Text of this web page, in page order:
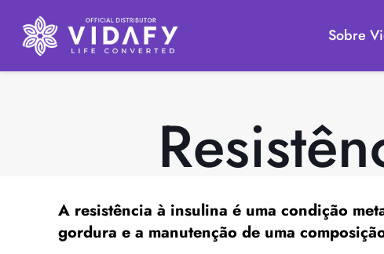
Sobre
A resistência à insulina é uma condição
gordura e a manutenção de uma